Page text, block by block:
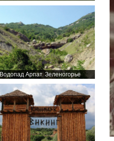
Водопад Арпат. Зеленогорье